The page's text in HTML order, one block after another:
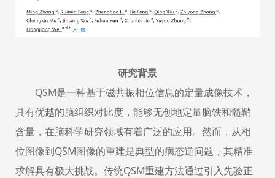
研究背景
QSM是一种基于磁共振相位信息的定量成像技术，
具有优越的脑组织对比度，能够无创地定量脑铁和髓鞘
含量，在脑科学研究领域有着广泛的应用。然而，从相
位图像到QSM图像的重建是典型的病态逆问题，其精准
求解具有极大挑战。传统QSM重建方法通过引入先验正